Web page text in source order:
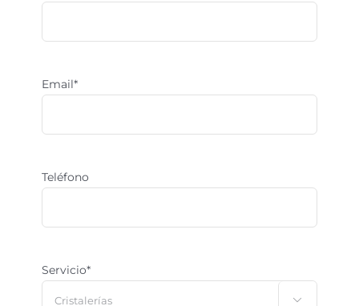
Email*
Teléfono
Servicio*
